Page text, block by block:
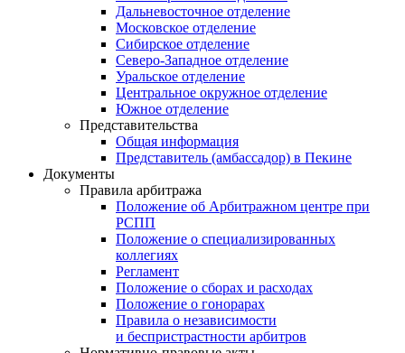
Дальневосточное отделение
Московское отделение
Сибирское отделение
Северо-Западное отделение
Уральское отделение
Центральное окружное отделение
Южное отделение
Представительства
Общая информация
Представитель (амбассадор) в Пекине
Документы
Правила арбитража
Положение об Арбитражном центре при
РСПП
Положение о специализированных
коллегиях
Регламент
Положение о сборах и расходах
Положение о гонорарах
Правила о независимости
и беспристрастности арбитров